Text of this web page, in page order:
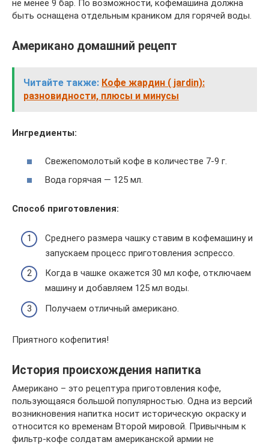
не менее 9 бар. По возможности, кофемашина должна
быть оснащена отдельным краником для горячей воды.
Американо домашний рецепт
Читайте также: Кофе жардин ( jardin):
разновидности, плюсы и минусы
Ингредиенты:
Свежепомолотый кофе в количестве 7-9 г.
Вода горячая — 125 мл.
Способ приготовления:
Среднего размера чашку ставим в кофемашину и
запускаем процесс приготовления эспрессо.
Когда в чашке окажется 30 мл кофе, отключаем
машину и добавляем 125 мл воды.
Получаем отличный американо.
Приятного кофепития!
История происхождения напитка
Американо – это рецептура приготовления кофе,
пользующаяся большой популярностью. Одна из версий
возникновения напитка носит историческую окраску и
относится ко временам Второй мировой. Привычным к
фильтр-кофе солдатам американской армии не